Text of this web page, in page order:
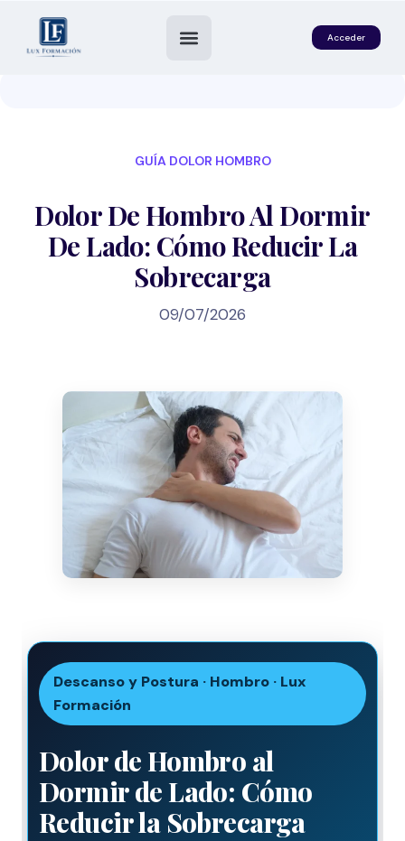
Acceder
GUÍA DOLOR HOMBRO
Dolor De Hombro Al Dormir
De Lado: Cómo Reducir La
Sobrecarga
09/07/2026
Descanso y Postura · Hombro · Lux
Formación
Dolor de Hombro al
Dormir de Lado: Cómo
Reducir la Sobrecarga